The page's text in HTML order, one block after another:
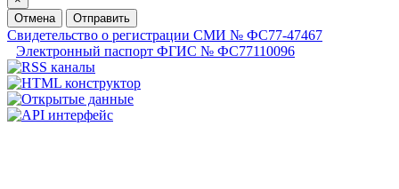
Отмена
Отправить
Свидетельство о регистрации СМИ № ФС77-47467
Электронный паспорт ФГИС № ФС77110096